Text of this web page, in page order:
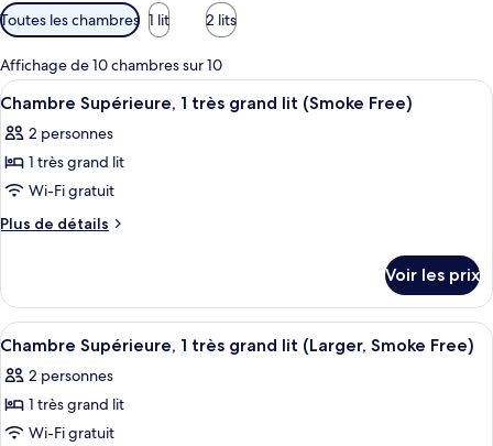
Filtres
disponibles
pour
les
chambres
Toutes les chambres 1 lit 2 lits
Affichage de 10 chambres sur 10
Afficher
toutes
les
photos
pour
ce
chambre :
Chambre
Supérieure,
très
grand
Une chambre d’hôtel avec un lit,
6
Chambre Supérieure, 1 très grand lit (Smoke Free)
2 personnes
1 très grand lit
Wi-Fi gratuit
Plus de détails
Plus
le
type
de
Chambre
Supérieure,
très
Voir les prix
Afficher
toutes
les
photos
pour
Une chambre d’hôtel équipée d’un
5
Chambre Supérieure, 1 très grand lit (Larger, Smoke Free)
2 personnes
1 très grand lit
Wi-Fi gratuit